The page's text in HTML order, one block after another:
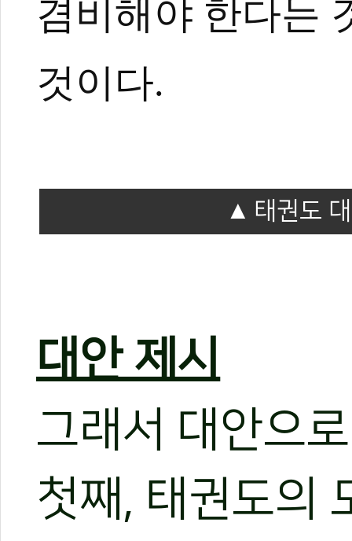
겸비해야 한다는
것이다.
태권도
대안 제시
그래서 대안으
첫째, 태권도의
대한민국 체육훈장 기린장
2024 홍콩세계태권도품새
세계태권도품새선수권대